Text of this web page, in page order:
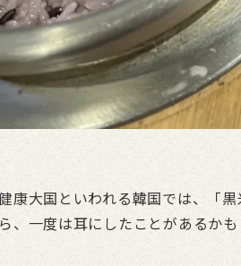
康大国といわれる韓国では、「
、一度は耳にしたことがあるかも